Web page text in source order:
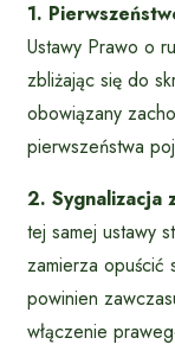
1.
Ustawy Prawo o
zbliżając się do
obowiązany
pierwszeństwa
2. Sygnalizacja
tej samej ustawy
zamierza opuścić
powinien
włączenie